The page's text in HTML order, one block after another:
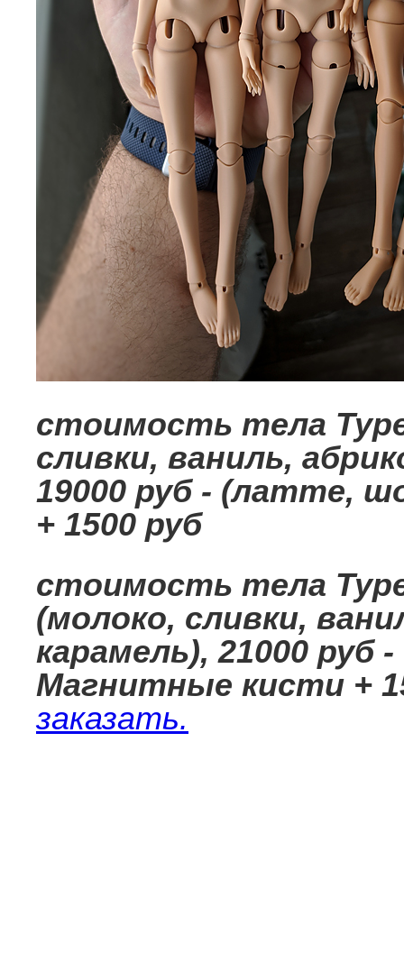
стоимость тела
сливки, ваниль,
19000 руб - (латте,
+ 1500 руб
стоимость тела
(молоко, сливки,
карамель), 21000 руб
Магнитные кисти +
заказать.